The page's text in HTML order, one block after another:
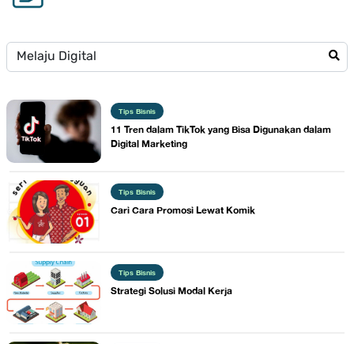
Tips Bisnis
​11 Tren dalam TikTok yang Bisa Digunakan dalam
Digital Marketing
Tips Bisnis
​Cari Cara Promosi Lewat Komik
Tips Bisnis
​Strategi Solusi Modal Kerja